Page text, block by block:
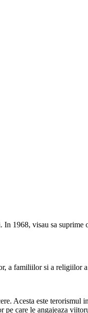
1968, visau sa suprime
a familiilor si a religiilor
Acesta este terorismul
pe care le angajeaza